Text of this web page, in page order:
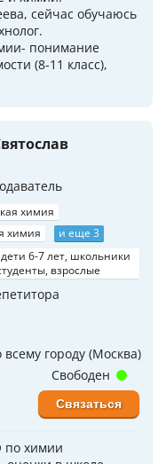
сейчас обучаюсь
понимание
(8-11 класс),
химия
химия
и еще 3
6-7 лет, школьники
взрослые
городу (Москва)
по химии
Свободен
Связаться